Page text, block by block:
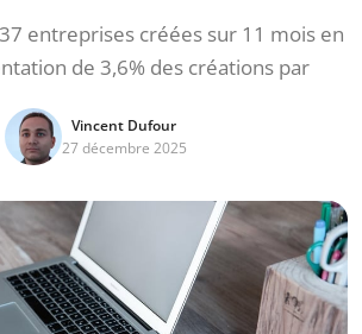
entreprises créées sur 11 mois en
de 3,6% des créations par
Vincent Dufour
27 décembre 2025